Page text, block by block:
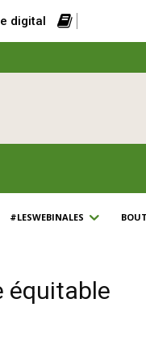
digital
#LESWEBINALES
équitable